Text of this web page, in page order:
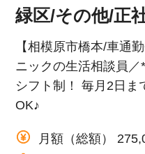
緑区/その他/正
【相模原市橋本/車通
ニックの生活相談員／
シフト制！ 毎月2日ま
OK♪
月額（総額）